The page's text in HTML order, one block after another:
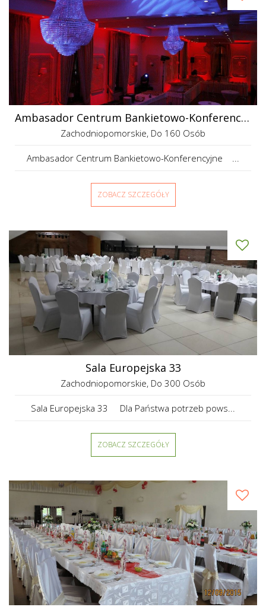
Ambasador Centrum Bankietowo-Konferencyjne
Zachodniopomorskie, Do 160 Osób
Ambasador Centrum Bankietowo-Konferencyjne ...
ZOBACZ SZCZEGÓŁY
Sala Europejska 33
Zachodniopomorskie, Do 300 Osób
Sala Europejska 33 Dla Państwa potrzeb pows...
ZOBACZ SZCZEGÓŁY